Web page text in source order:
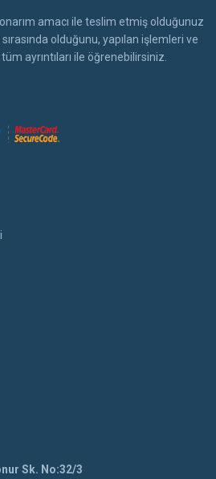
amacı ile teslim etmiş olduğunuz
olduğunu, yapılan işlemleri ve
ayrıntıları ile öğrenebilirsiniz.
Sk. No:32/3